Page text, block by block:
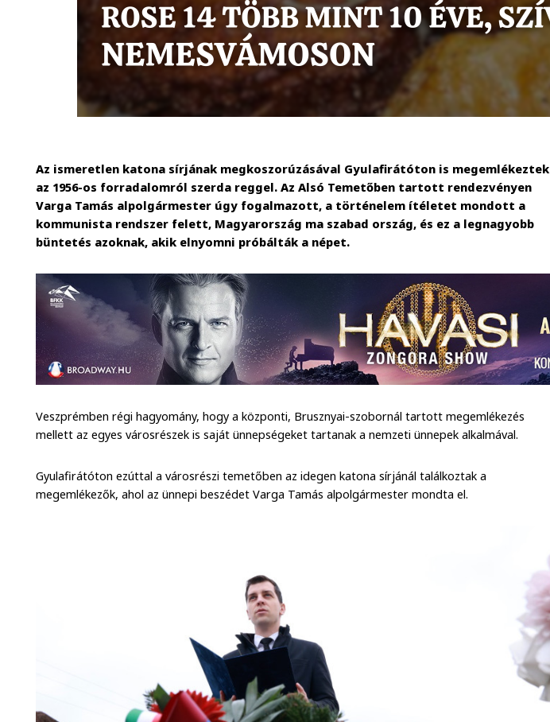
Az ismeretlen katona sírjának megkoszorúzásával Gyulafirátóton is megemlékeztek
az 1956-os forradalomról szerda reggel. Az Alsó Temetőben tartott rendezvényen
Varga Tamás alpolgármester úgy fogalmazott, a történelem ítéletet mondott a
kommunista rendszer felett, Magyarország ma szabad ország, és ez a legnagyobb
büntetés azoknak, akik elnyomni próbálták a népet.
Veszprémben régi hagyomány, hogy a központi, Brusznyai-szobornál tartott megemlékezés
mellett az egyes városrészek is saját ünnepségeket tartanak a nemzeti ünnepek alkalmával.
Gyulafirátóton ezúttal a városrészi temetőben az idegen katona sírjánál találkoztak a
megemlékezők, ahol az ünnepi beszédet Varga Tamás alpolgármester mondta el.